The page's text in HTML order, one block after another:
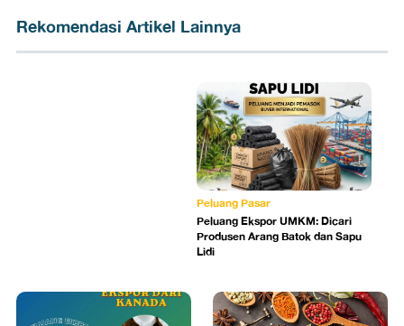
Rekomendasi Artikel Lainnya
Peluang Pasar
Peluang Ekspor UMKM: Dicari
Produsen Arang Batok dan Sapu
Lidi